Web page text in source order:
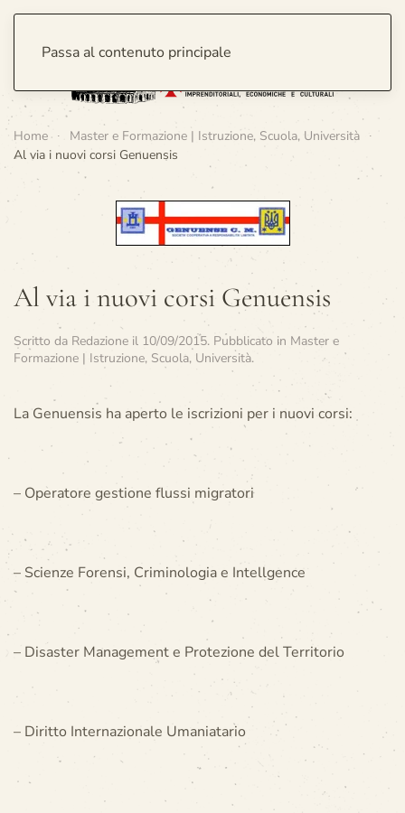
Passa al contenuto principale
Home
Master e Formazione | Istruzione, Scuola, Università
Al via i nuovi corsi Genuensis
Al via i nuovi corsi Genuensis
Scritto da Redazione il 10/09/2015. Pubblicato in Master e
Formazione | Istruzione, Scuola, Università.
La Genuensis ha aperto le iscrizioni per i nuovi corsi:
– Operatore gestione flussi migratori
– Scienze Forensi, Criminologia e Intellgence
– Disaster Management e Protezione del Territorio
– Diritto Internazionale Umaniatario